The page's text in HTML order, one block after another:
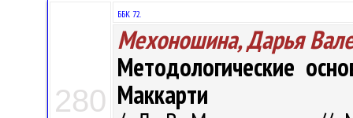
280
ББК 72.
Мехоношина, Дарья
Методологические
Маккарти